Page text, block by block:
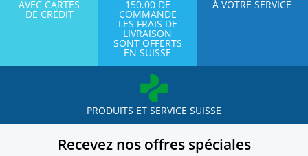
AVEC CARTES
DE CRÉDIT
150.00 DE
COMMANDE
LES FRAIS DE
LIVRAISON
SONT OFFERTS
EN SUISSE
À VOTRE SERVICE
PRODUITS ET SERVICE SUISSE
Recevez nos offres spéciales